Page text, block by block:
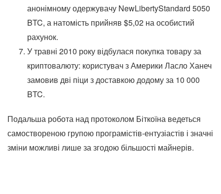
анонімному одержувачу NewLibertyStandard 5050
BTC, а натомість прийняв $5,02 на особистий
рахунок.
У травні 2010 року відбулася покупка товару за
криптовалюту: користувач з Америки Ласло Ханеч
замовив дві піци з доставкою додому за 10 000
BTC.
Подальша робота над протоколом Біткоїна ведеться
самоствореною групою програмістів-ентузіастів і значні
зміни можливі лише за згодою більшості майнерів.